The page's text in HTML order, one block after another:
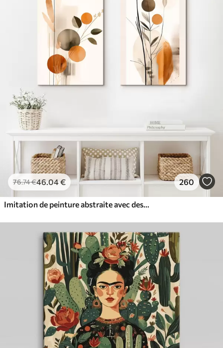
76.74€46.04€ 260
Imitation de peinture abstraite avec des cercles orange et gris, des feuilles et des branches, style moderne, effet aquarelle